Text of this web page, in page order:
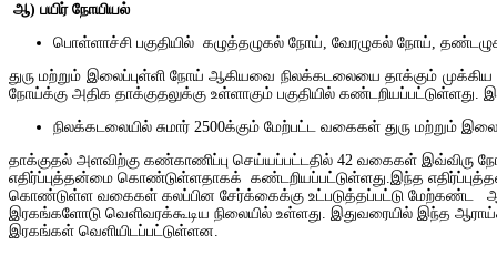
ஆ) பயிர் நோயியல்
பொள்ளாச்சி பகுதியில் கழுத்தழுகல் நோய், வேரழுகல் நோய்,
துரு மற்றும் இலைப்புள்ளி நோய் ஆகியவை நிலக்கடலையை தாக்கும்
நோய்க்கு அதிக தாக்குதலுக்கு உள்ளாகும் பகுதியில் கண்டறியப்பட்டுள்ளது.
நிலக்கடலையில் சுமார் 2500க்கும் மேற்பட்ட வகைகள் துரு மற்றும்
தாக்குதல் அளவிற்கு கண்காணிப்பு செய்யப்பட்டதில் 42 வகைகள் இவ்விரு
எதிர்ப்புத்தன்மை கொண்டுள்ளதாகக் கண்டறியப்பட்டுள்ளது.இந்த
கொண்டுள்ள வகைகள் கலப்பின சேர்க்கைக்கு உட்படுத்தப்பட்டு மேற்கண்ட
இரகங்களோடு வெளிவரக்கூடிய நிலையில் உள்ளது. இதுவரையில் இந்த
இரகங்கள் வெளியிடப்பட்டுள்ளன.